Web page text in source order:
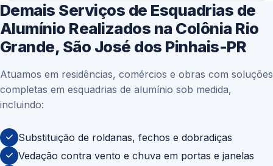
Demais Serviços de Esquadrias de
Alumínio Realizados na Colônia Rio
Grande, São José dos Pinhais-PR
Atuamos em residências, comércios e obras com soluções
completas em esquadrias de alumínio sob medida,
incluindo:
Substituição de roldanas, fechos e dobradiças
Vedação contra vento e chuva em portas e janelas